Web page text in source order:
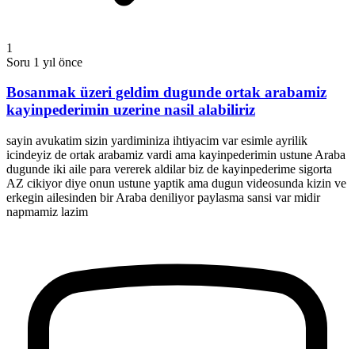
1
Soru 1 yıl önce
Bosanmak üzeri geldim dugunde ortak arabamiz
kayinpederimin uzerine nasil alabiliriz
sayin avukatim sizin yardiminiza ihtiyacim var esimle ayrilik
icindeyiz de ortak arabamiz vardi ama kayinpederimin ustune Araba
dugunde iki aile para vererek aldilar biz de kayinpederime sigorta
AZ cikiyor diye onun ustune yaptik ama dugun videosunda kizin ve
erkegin ailesinden bir Araba deniliyor paylasma sansi var midir
napmamiz lazim